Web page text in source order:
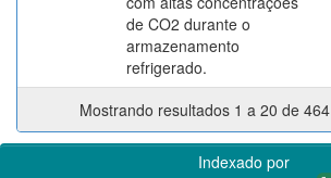
de CO2 durante o
armazenamento
refrigerado.
Mostrando resultados 1 a 20 de 464
Indexado por